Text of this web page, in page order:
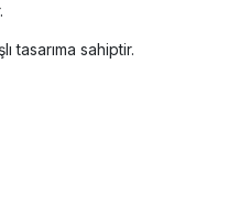
tasarıma sahiptir.